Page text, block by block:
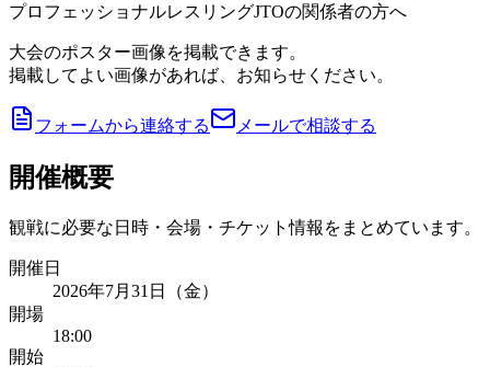
プロフェッショナルレスリングJTOの関係者の方へ
大会のポスター画像を掲載できます。
掲載してよい画像があれば、お知らせください。
フォームから連絡する メールで相談する
開催概要
観戦に必要な日時・会場・チケット情報をまとめています。
開催日
2026年7月31日（金）
開場
18:00
開始